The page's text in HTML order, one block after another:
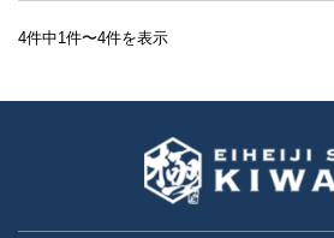
4件中1件〜4件を表示